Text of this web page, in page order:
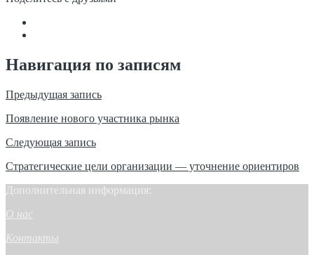
Навигация по записям
Предыдущая запись
Появление нового участника рынка
Следующая запись
Стратегические цели организации — уточнение ориентиров
Дополнительная информация:
О нас
Контакты